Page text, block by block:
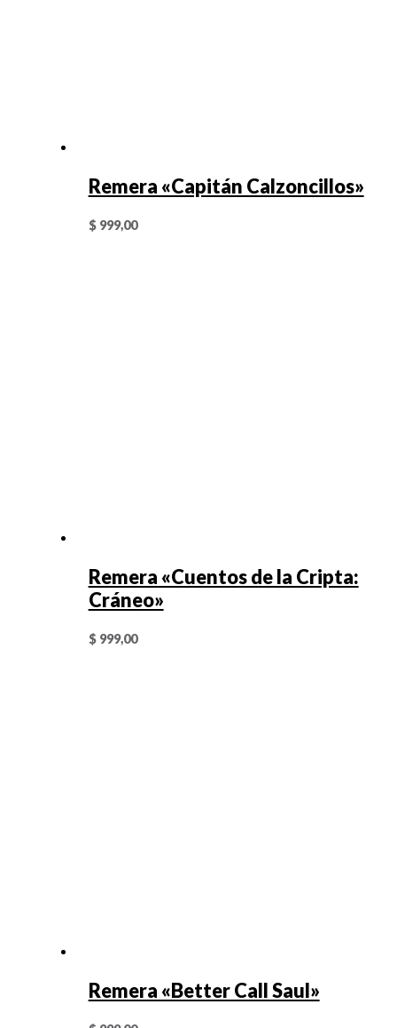
Remera «Capitán Calzoncillos»
$999,00
Remera «Cuentos de la Cripta:
Cráneo»
$999,00
Remera «Better Call Saul»